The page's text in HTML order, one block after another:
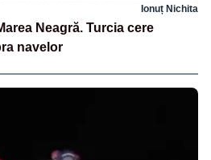
Ionuț Nichita
Neagră. Turcia cere
navelor